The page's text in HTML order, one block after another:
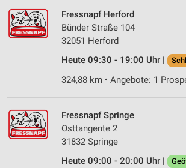
Fressnapf Herford
Bünder Straße 104
32051 Herford
Heute 09:30 - 19:00 Uhr |
324,88 km • Angebote: 1
Fressnapf Springe
Osttangente 2
31832 Springe
Heute 09:00 - 20:00 Uhr |
Werbeanzeigen
Erstellung von Profilen für personalisierte
personalisierter Werbung
von Inhalten
Verwendung von Profilen zur Auswahl
personalisierter Inhalte